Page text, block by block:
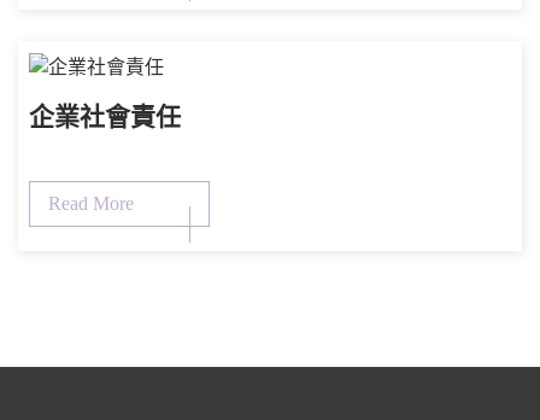
企業社會責任
Read More